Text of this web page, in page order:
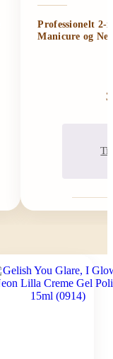
Professionelt
Manicure og